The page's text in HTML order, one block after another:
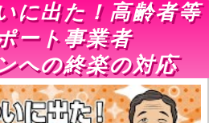
に出た！高齢者等
ート事業者
への終楽の対応